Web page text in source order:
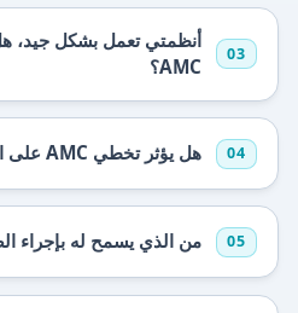
03
أنظمتي تعمل بشكل جيد،
AMC؟
04 هل يؤثر تخطي AMC على التأمين الخاص بي؟
05 من الذي يسمح له بإجراء